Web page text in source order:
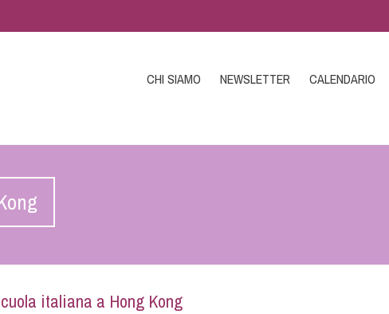
CHI SIAMO NEWSLETTER CALENDARIO
italiana a Hong Kong